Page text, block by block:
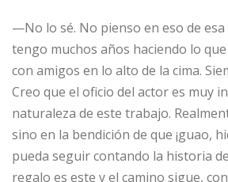
—No lo sé. No pienso en eso de
tengo muchos años haciendo lo
con amigos en lo alto de la cima.
Creo que el oficio del actor es muy
naturaleza de este trabajo.
sino en la bendición de que ¡guao,
pueda seguir contando la historia de
regalo es este y el camino sigue,